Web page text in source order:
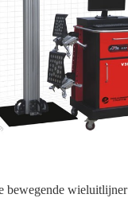
bewegende wieluitlijner